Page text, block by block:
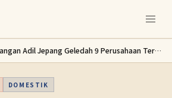
Komisi Perdagangan Adil Jepang Geledah 9 Perusahaan Terkait Dugaan Pengaturan Tender Hokkaido Shinkansen
DOMESTIK